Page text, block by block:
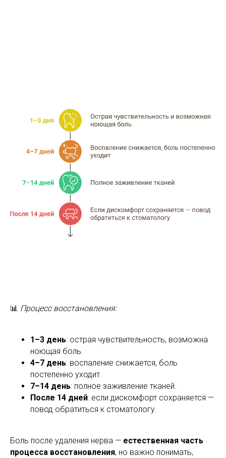
📊 Процесс восстановления:
1–3 день: острая чувствительность, возможна
ноющая боль.
4–7 день: воспаление снижается, боль
постепенно уходит.
7–14 день: полное заживление тканей.
После 14 дней: если дискомфорт сохраняется —
повод обратиться к стоматологу.
Боль после удаления нерва — естественная часть
процесса восстановления, но важно понимать,